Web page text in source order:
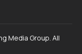
Media Group. All